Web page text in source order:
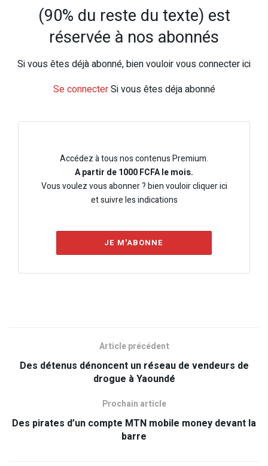
(90% du reste du texte) est
réservée à nos abonnés
Si vous êtes déjà abonné, bien vouloir vous connecter ici
Se connecterSi vous êtes déja abonné
Accédez à tous nos contenus Premium.
A partir de 1000 FCFA le mois.
Vous voulez vous abonner ? bien vouloir cliquer ici
et suivre les indications
JE M'ABONNE
Article précédent
Des détenus dénoncent un réseau de vendeurs de
drogue à Yaoundé
Prochain article
Des pirates d’un compte MTN mobile money devant la
barre